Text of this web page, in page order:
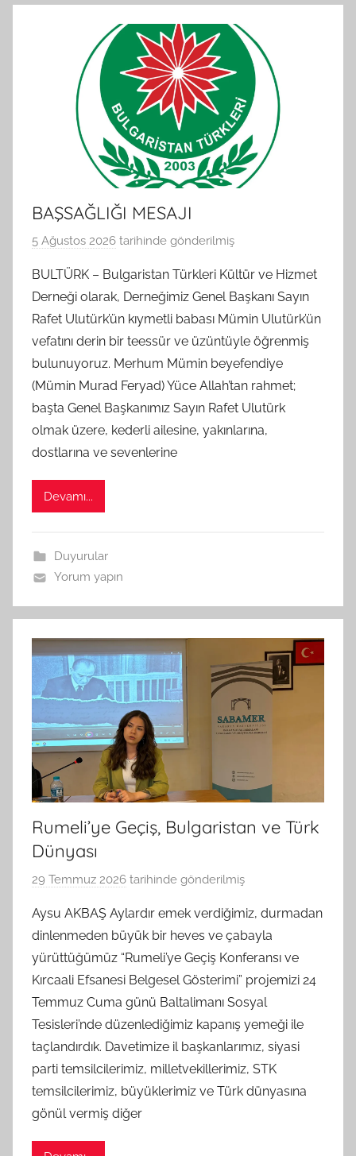
BAŞSAĞLIĞI MESAJI
5 Ağustos 2026 tarihinde gönderilmiş
S
A
M
t
a
r
a
f
BULTÜRK – Bulgaristan Türkleri Kültür ve Hizmet
Derneği olarak, Derneğimiz Genel Başkanı Sayın
Rafet Ulutürk’ün kıymetli babası Mümin Ulutürk’ün
vefatını derin bir teessür ve üzüntüyle öğrenmiş
bulunuyoruz. Merhum Mümin beyefendiye
(Mümin Murad Feryad) Yüce Allah’tan rahmet;
başta Genel Başkanımız Sayın Rafet Ulutürk
olmak üzere, kederli ailesine, yakınlarına,
dostlarına ve sevenlerine
Devamı...
Duyurular
Yorum yapın
Rumeli’ye Geçiş, Bulgaristan ve Türk
Dünyası
29 Temmuz 2026 tarihinde gönderilmiş
S
A
M
t
a
r
a
f
Aysu AKBAŞ Aylardır emek verdiğimiz, durmadan
dinlenmeden büyük bir heves ve çabayla
yürüttüğümüz “Rumeli’ye Geçiş Konferansı ve
Kırcaali Efsanesi Belgesel Gösterimi” projemizi 24
Temmuz Cuma günü Baltalimanı Sosyal
Tesisleri’nde düzenlediğimiz kapanış yemeği ile
taçlandırdık. Davetimize il başkanlarımız, siyasi
parti temsilcilerimiz, milletvekillerimiz, STK
temsilcilerimiz, büyüklerimiz ve Türk dünyasına
gönül vermiş diğer